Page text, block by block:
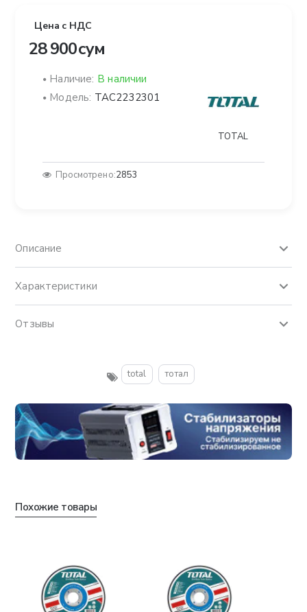
Цена с НДС
28 900 сум
Наличие: В наличии
Модель: TAC2232301
TOTAL
Просмотрено:2853
Описание
Характеристики
Отзывы
total тотал
Похожие товары